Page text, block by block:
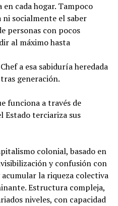
cada hogar. Tampoco
socialmente el saber
personas con pocos
al máximo hasta
a esa sabiduría heredada
generación.
funciona a través de
Estado terciariza sus
colonial, basado en
y confusión con
la riqueza colectiva
Estructura compleja,
niveles, con capacidad